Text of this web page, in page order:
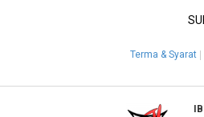
Terma & Syarat